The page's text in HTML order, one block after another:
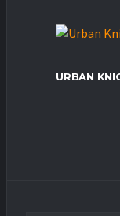
URBAN